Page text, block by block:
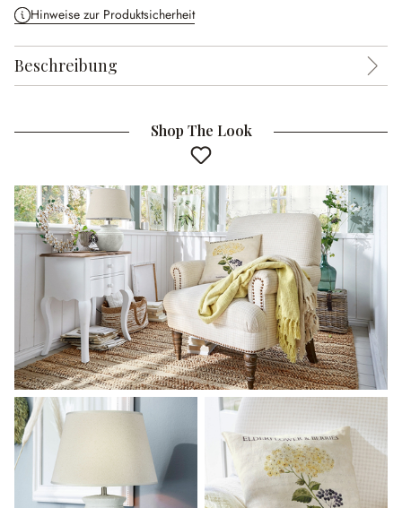
Hinweise zur Produktsicherheit
Beschreibung
Shop The Look